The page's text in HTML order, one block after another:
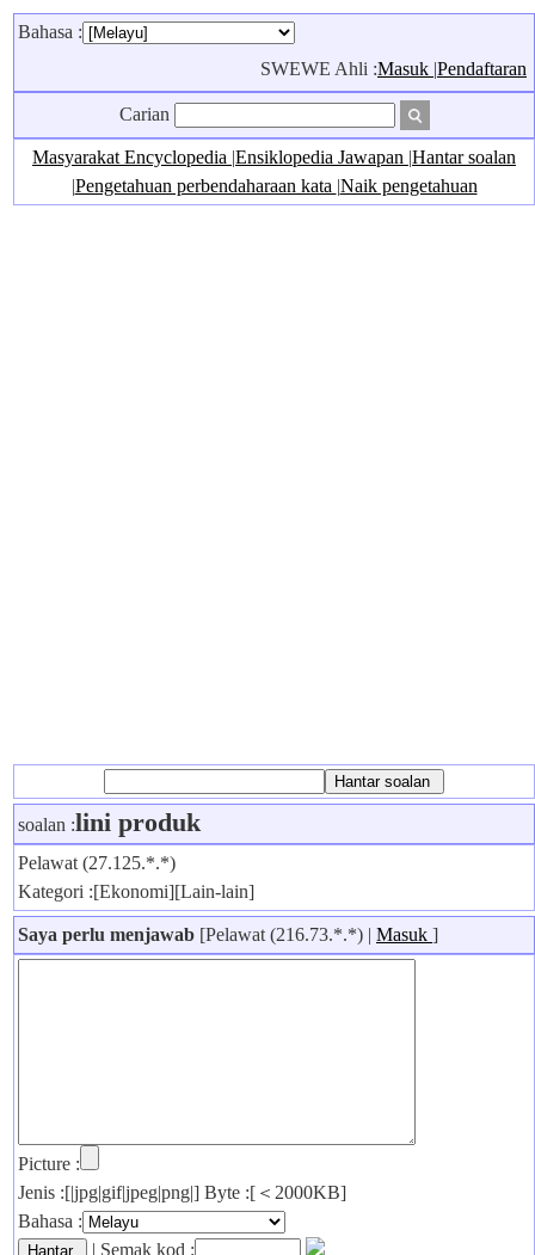
Bahasa :
SWEWE Ahli :Masuk |Pendaftaran
Carian
Masyarakat Encyclopedia |Ensiklopedia Jawapan |Hantar soalan
|Pengetahuan perbendaharaan kata |Naik pengetahuan
soalan :lini produk
Pelawat (27.125.*.*)
Kategori :[Ekonomi][Lain-lain]
Saya perlu menjawab [Pelawat (216.73.*.*) | Masuk ]
Picture :
Jenis :[|jpg|gif|jpeg|png|] Byte :[＜2000KB]
Bahasa :
| Semak kod :